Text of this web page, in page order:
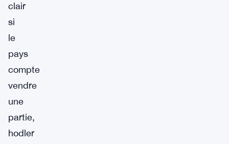
clair
si
le
pays
compte
vendre
une
partie,
hodler